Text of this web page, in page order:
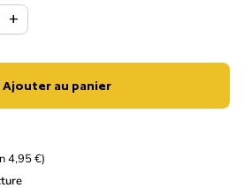
la quantité pourla quantité pour
add
Ajouter au panier
4,95 €)